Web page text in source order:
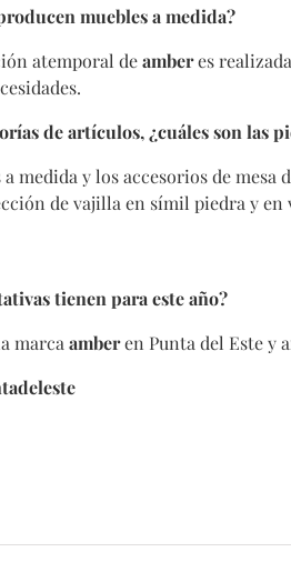
muebles a medida?
atemporal deamberes
de artículos, ¿cuáles son las
a medida y los accesorios de
de vajilla en símil piedra y
tienen para este año?
marca amberen Punta del Este y